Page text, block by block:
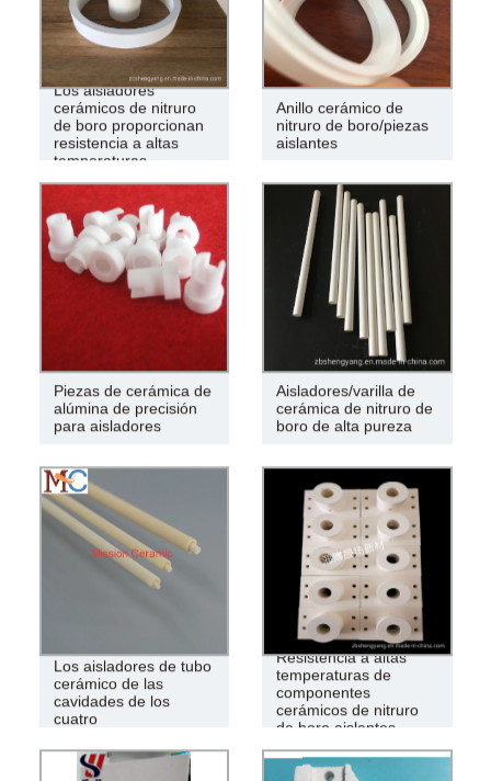
Los aisladores
cerámicos de nitruro
de boro proporcionan
resistencia a altas
temperaturas
Anillo cerámico de
nitruro de boro/piezas
aislantes
Piezas de cerámica de
alúmina de precisión
para aisladores
Aisladores/varilla de
cerámica de nitruro de
boro de alta pureza
Los aisladores de tubo
cerámico de las
cavidades de los
cuatro
Resistencia a altas
temperaturas de
componentes
cerámicos de nitruro
de boro aislantes